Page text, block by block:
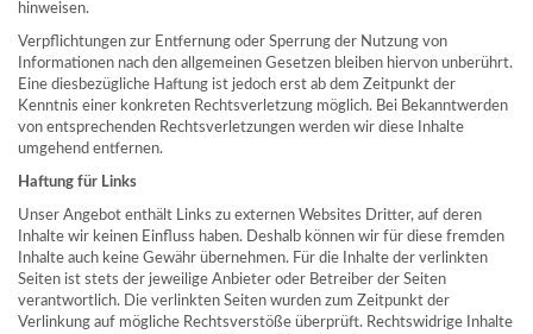
hinweisen.
Verpflichtungen zur Entfernung oder Sperrung der Nutzung von
Informationen nach den allgemeinen Gesetzen bleiben hiervon unberührt.
Eine diesbezügliche Haftung ist jedoch erst ab dem Zeitpunkt der
Kenntnis einer konkreten Rechtsverletzung möglich. Bei Bekanntwerden
von entsprechenden Rechtsverletzungen werden wir diese Inhalte
umgehend entfernen.
Haftung für Links
Unser Angebot enthält Links zu externen Websites Dritter, auf deren
Inhalte wir keinen Einfluss haben. Deshalb können wir für diese fremden
Inhalte auch keine Gewähr übernehmen. Für die Inhalte der verlinkten
Seiten ist stets der jeweilige Anbieter oder Betreiber der Seiten
verantwortlich. Die verlinkten Seiten wurden zum Zeitpunkt der
Verlinkung auf mögliche Rechtsverstöße überprüft. Rechtswidrige Inhalte